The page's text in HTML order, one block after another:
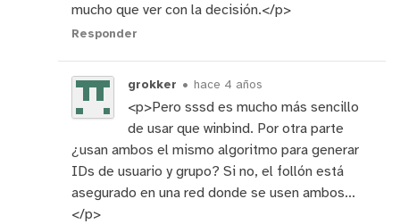
mucho que ver con la decisión.</p>
Responder
grokker • hace 4 años
<p>Pero sssd es mucho más sencillo
de usar que winbind. Por otra parte
¿usan ambos el mismo algoritmo para generar
IDs de usuario y grupo? Si no, el follón está
asegurado en una red donde se usen ambos...
</p>